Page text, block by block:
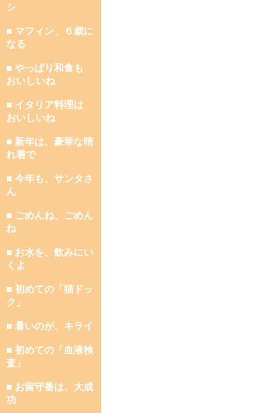
シ
■ マフィン、６歳に
なる
■ やっぱり和食も
おいしいね
■ イタリア料理は
おいしいね
■ 新年は、豪華な晴
れ着で
■ 今年も、サンタさ
ん
■ ごめんね、ごめん
ね
■ お水を、飲みにい
くよ
■ 初めての「猫ドッ
ク」
■ 暑いのが、キライ
■ 初めての「血液検
査」
■ お留守番は、大成
功